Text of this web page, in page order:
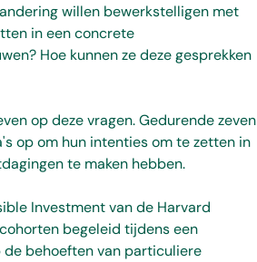
willen bewerkstelligen met
in een concrete
Hoe kunnen ze deze gesprekken
op deze vragen. Gedurende zeven
op om hun intenties om te zetten in
te maken hebben.
Investment van de Harvard
begeleid tijdens een
behoeften van particuliere